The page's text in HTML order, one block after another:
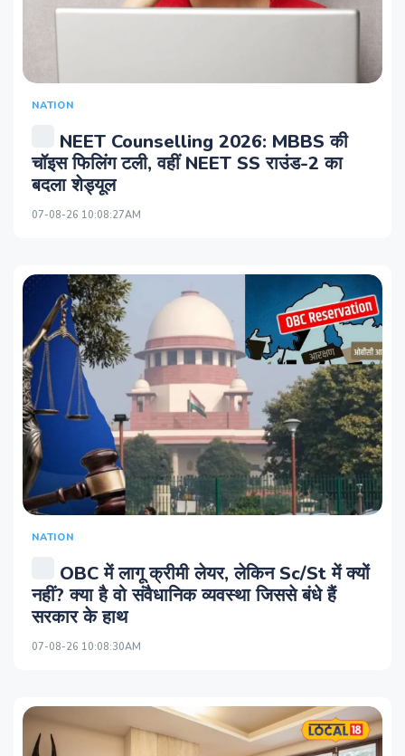
NATION
NEET Counselling 2026: MBBS की
चॉइस फिलिंग टली, वहीं NEET SS राउंड-2 का
बदला शेड्यूल
07-08-26 10:08:27AM
NATION
OBC में लागू क्रीमी लेयर, लेकिन Sc/St में क्यों
नहीं? क्या है वो संवैधानिक व्यवस्था जिससे बंधे हैं
सरकार के हाथ
07-08-26 10:08:30AM